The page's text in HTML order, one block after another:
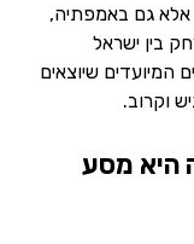
גם באמפתיה,
בין ישראל
המיועדים שיוצאים
וקרוב.
היא מסע